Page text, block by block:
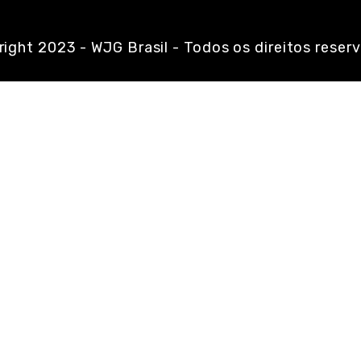
2023 - WJG Brasil - Todos os direitos